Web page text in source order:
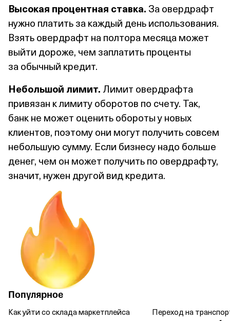
Высокая процентная ставка. За овердрафт
нужно платить за каждый день использования.
Взять овердрафт на полтора месяца может
выйти дороже, чем заплатить проценты
за обычный кредит.
Небольшой лимит. Лимит овердрафта
привязан к лимиту оборотов по счету. Так,
банк не может оценить обороты у новых
клиентов, поэтому они могут получить совсем
небольшую сумму. Если бизнесу надо больше
денег, чем он может получить по овердрафту,
значит, нужен другой вид кредита.
Популярное
Как уйти со склада маркетплейса
Переход на